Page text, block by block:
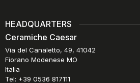
HEADQUARTERS
Ceramiche Caesar
Via del Canaletto, 49, 41042
Fiorano Modenese MO
Italia
Tel: +39 0536 817111